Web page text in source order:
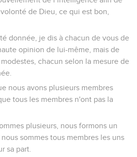
serviteur d'un autre ? Qu'il tienne
regarde son seigneur. Mais il tiendra
de l'affermir.
entre les jours, un autre les estime
ait dans son esprit une pleine
entre les jours le fait pour le
fait pas de distinction le fait aussi
qui mange de tout, c’est pour le
exprime sa reconnaissance à
pas de tout le fait aussi pour le
envers Dieu.